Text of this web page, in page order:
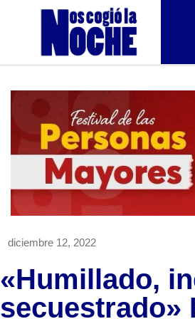
diciembre 12, 2022
«Humillado,
secuestrado»